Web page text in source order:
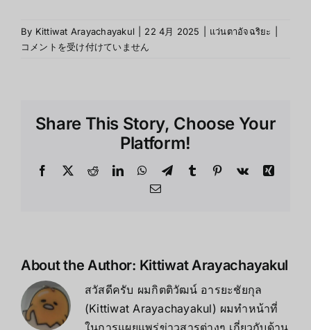
By Kittiwat Arayachayakul 22 4月 2025 แว่นตาอัจฉริยะ
コメントを受け付けていません
Share This Story, Choose Your
Platform!
Facebook
X RedditLinkedInWhatsApp
TelegramTumblr Pinterest
Vk
Xing
Email
About the Author: Kittiwat Arayachayakul
สวัสดีครับ ผมกิตติวัฒน์ อารยะชัยกุล
(Kittiwat Arayachayakul) ผมทำหน้าที่
ในการแผยแพร่ข่าวสารต่างๆ เกี่ยวกับด้าน